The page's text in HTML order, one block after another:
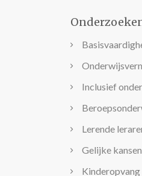
Inclusief
Lerende
Gelijke kansen
Kinderopvang